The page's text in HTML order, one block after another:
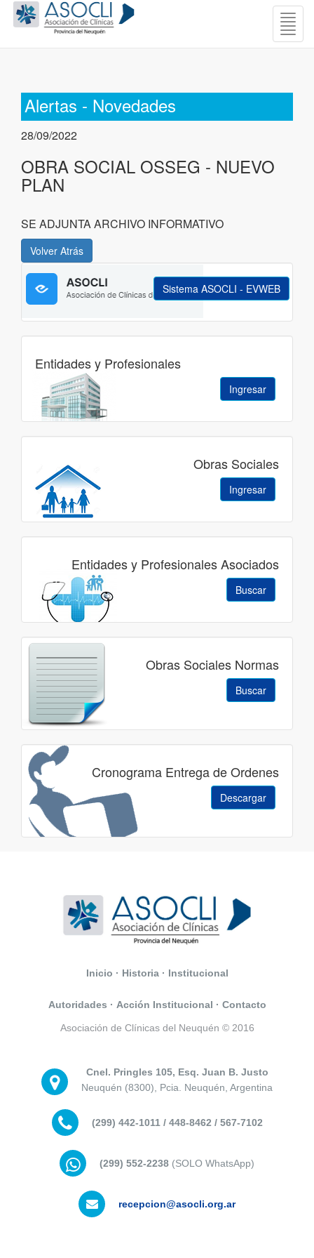
Alertas - Novedades
28/09/2022
OBRA SOCIAL OSSEG - NUEVO
PLAN
SE ADJUNTA ARCHIVO INFORMATIVO
Sistema ASOCLI - EVWEB
Entidades y Profesionales
Ingresar
Obras Sociales
Ingresar
Entidades y Profesionales Asociados
Buscar
Obras Sociales Normas
Buscar
Cronograma Entrega de Ordenes
Descargar
Inicio · Historia· Institucional
Autoridades · Acción Institucional · Contacto
Asociación de Clínicas del Neuquén © 2016
Cnel. Pringles 105, Esq. Juan B. Justo
Neuquén (8300), Pcia. Neuquén, Argentina
(299) 442-1011 / 448-8462 / 567-7102
(299) 552-2238 (SOLO WhatsApp)
recepcion@asocli.org.ar